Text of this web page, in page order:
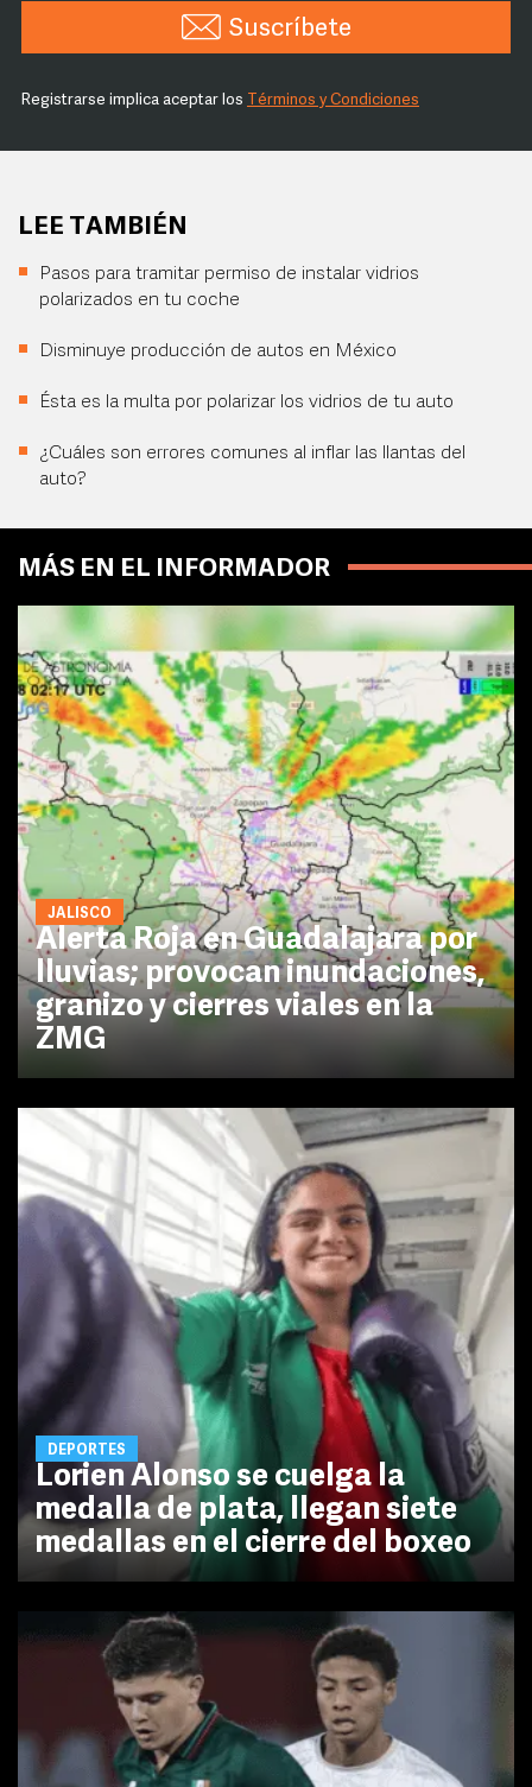
Suscríbete
Registrarse implica aceptar los Términos y Condiciones
LEE TAMBIÉN
Pasos para tramitar permiso de instalar vidrios
polarizados en tu coche
Disminuye producción de autos en México
Ésta es la multa por polarizar los vidrios de tu auto
¿Cuáles son errores comunes al inflar las llantas del
auto?
MÁS EN EL INFORMADOR
JALISCO
Alerta Roja en Guadalajara por
lluvias; provocan inundaciones,
granizo y cierres viales en la
ZMG
DEPORTES
Lorien Alonso se cuelga la
medalla de plata, llegan siete
medallas en el cierre del boxeo